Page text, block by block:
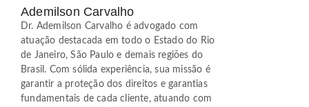
Ademilson Carvalho
Dr. Ademilson Carvalho é advogado com
atuação destacada em todo o Estado do Rio
de Janeiro, São Paulo e demais regiões do
Brasil. Com sólida experiência, sua missão é
garantir a proteção dos direitos e garantias
fundamentais de cada cliente, atuando com